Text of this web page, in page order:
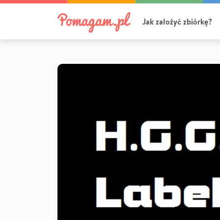
Jak założyć zbiórkę?